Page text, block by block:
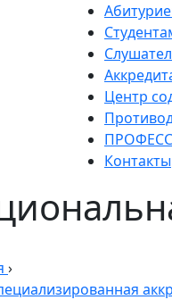
Центр
Контакты
›